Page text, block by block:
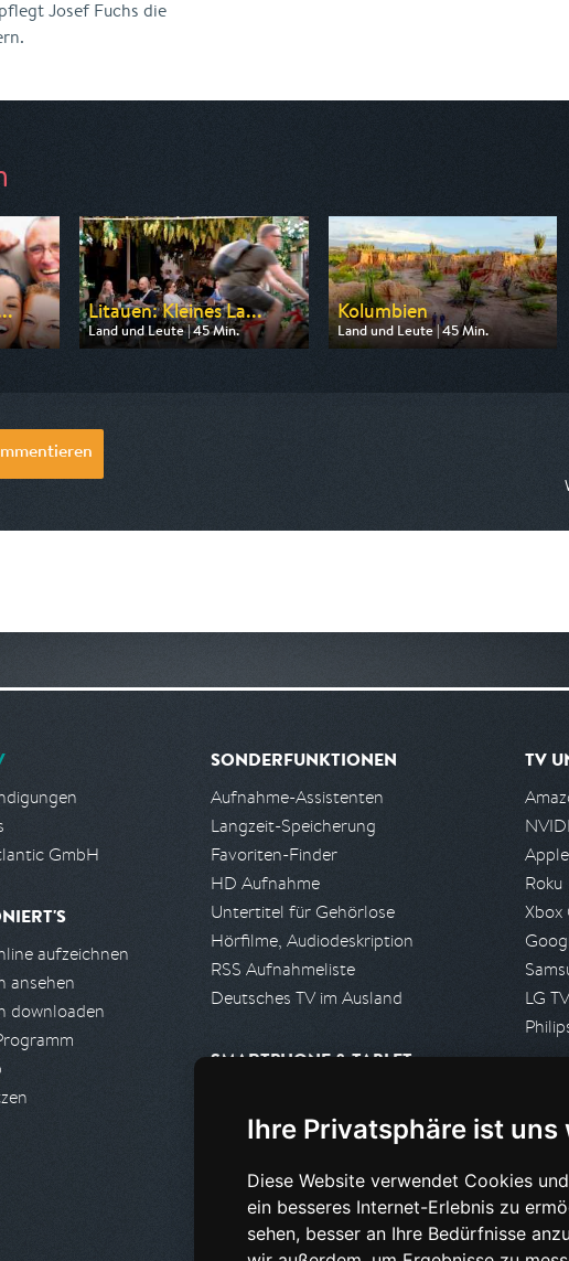
Ihre Privatsphäre ist uns
Diese Website verwendet Cookies
ein besseres Internet-Erlebnis zu
sehen, besser an Ihre Bedürfnisse
Josef Fuchs die
Litauen: Kleines La...
Land und Leute | 45 Min.
Ausgestrahlt von NDR
Kolumbien
Land und Leute | 45 Min.
Ausgestrahlt von arte
GmbH
aufzeichnen
ansehen
downloaden
SONDERFUNKTIONEN
Aufnahme-Assistenten
Langzeit-Speicherung
Favoriten-Finder
HD Aufnahme
Untertitel für Gehörlose
Hörfilme, Audiodeskription
RSS Aufnahmeliste
Deutsches TV im Ausland
SMARTPHONE & TABLET
Android App
PARTNER
Partnerliste
Partner werden
TV
Roku
Xbox
LG TV